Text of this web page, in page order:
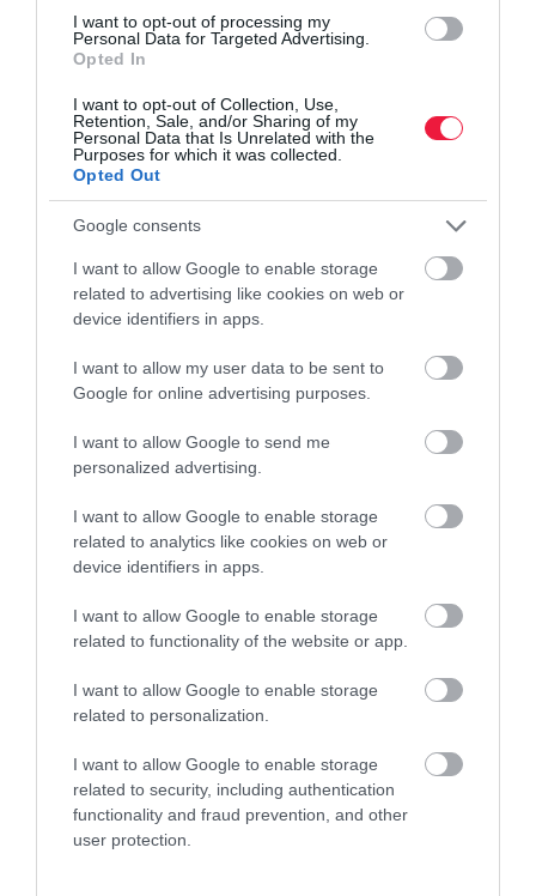
I want to opt-out of processing my
Personal Data for Targeted Advertising.
Opted In
I want to opt-out of Collection, Use,
Retention, Sale, and/or Sharing of my
Personal Data that Is Unrelated with the
Purposes for which it was collected.
Opted Out
Google consents
I want to allow Google to enable storage
related to advertising like cookies on web or
device identifiers in apps.
I want to allow my user data to be sent to
Google for online advertising purposes.
I want to allow Google to send me
personalized advertising.
I want to allow Google to enable storage
related to analytics like cookies on web or
device identifiers in apps.
I want to allow Google to enable storage
related to functionality of the website or app.
I want to allow Google to enable storage
related to personalization.
I want to allow Google to enable storage
related to security, including authentication
functionality and fraud prevention, and other
user protection.
Sütő utcai kijáratánál található beléptetőkapuk elbontása - közölte
a Budapesti Közlekedési Központ.
KÖRNYEZETVÉDELEM
A magyarok fele nem fizetne többet környezetbarát
áruért